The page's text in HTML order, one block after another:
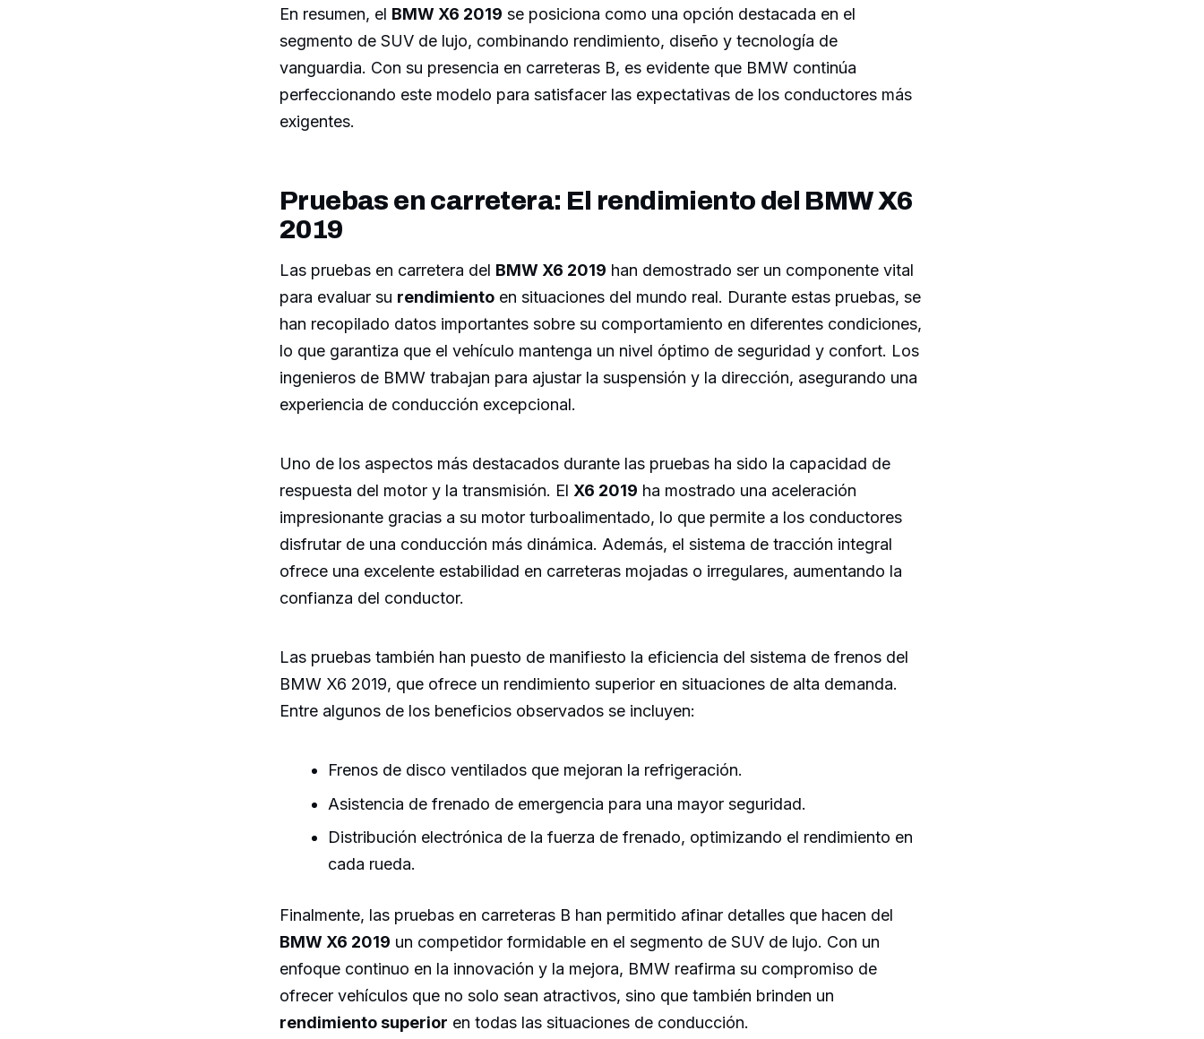
En resumen, el BMW X6 2019 se posiciona como una opción destacada en el
segmento de SUV de lujo, combinando rendimiento, diseño y tecnología de
vanguardia. Con su presencia en carreteras B, es evidente que BMW continúa
perfeccionando este modelo para satisfacer las expectativas de los conductores más
exigentes.
Pruebas en carretera: El rendimiento del BMW X6
2019
Las pruebas en carretera del BMW X6 2019 han demostrado ser un componente vital
para evaluar su rendimiento en situaciones del mundo real. Durante estas pruebas, se
han recopilado datos importantes sobre su comportamiento en diferentes condiciones,
lo que garantiza que el vehículo mantenga un nivel óptimo de seguridad y confort. Los
ingenieros de BMW trabajan para ajustar la suspensión y la dirección, asegurando una
experiencia de conducción excepcional.
Uno de los aspectos más destacados durante las pruebas ha sido la capacidad de
respuesta del motor y la transmisión. El X6 2019 ha mostrado una aceleración
impresionante gracias a su motor turboalimentado, lo que permite a los conductores
disfrutar de una conducción más dinámica. Además, el sistema de tracción integral
ofrece una excelente estabilidad en carreteras mojadas o irregulares, aumentando la
confianza del conductor.
Las pruebas también han puesto de manifiesto la eficiencia del sistema de frenos del
BMW X6 2019, que ofrece un rendimiento superior en situaciones de alta demanda.
Entre algunos de los beneficios observados se incluyen:
Frenos de disco ventilados que mejoran la refrigeración.
Asistencia de frenado de emergencia para una mayor seguridad.
Distribución electrónica de la fuerza de frenado, optimizando el rendimiento en
cada rueda.
Finalmente, las pruebas en carreteras B han permitido afinar detalles que hacen del
BMW X6 2019 un competidor formidable en el segmento de SUV de lujo. Con un
enfoque continuo en la innovación y la mejora, BMW reafirma su compromiso de
ofrecer vehículos que no solo sean atractivos, sino que también brinden un
rendimiento superior en todas las situaciones de conducción.